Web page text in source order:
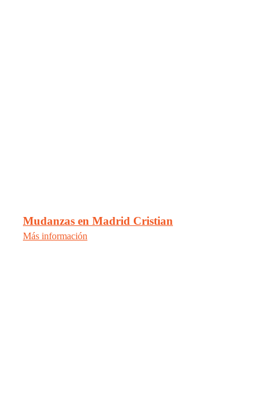
Mudanzas en Madrid Cristian
Más información